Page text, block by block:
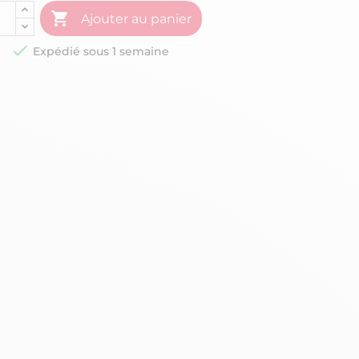
 Ajouter au panier
 Expédié sous 1 semaine